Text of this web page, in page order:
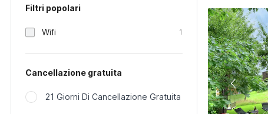
Filtri popolari
Wifi 1
Cancellazione gratuita
21 Giorni Di Cancellazione Gratuita